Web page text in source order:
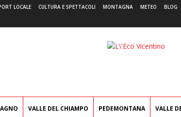
LOCALE CULTURA E SPETTACOLI MONTAGNA METEO BLOG
L'Eco
VALLE DEL CHIAMPO PEDEMONTANA VALLE